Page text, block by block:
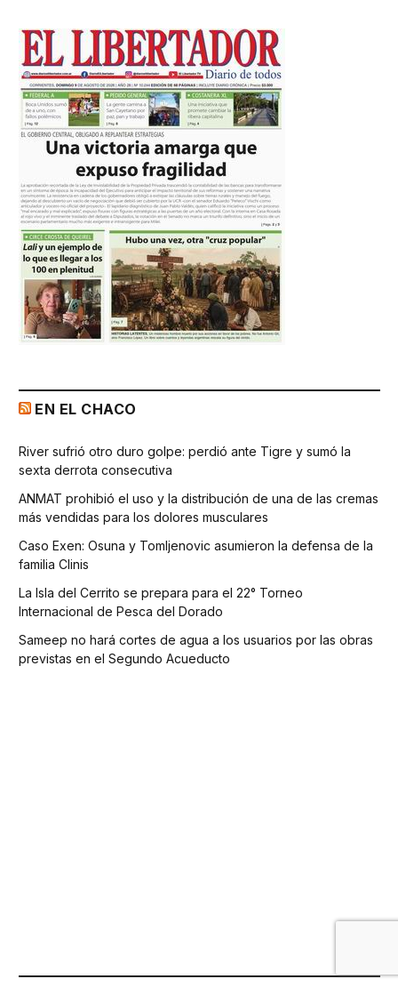
EN EL CHACO
River sufrió otro duro golpe: perdió ante Tigre y sumó la
sexta derrota consecutiva
ANMAT prohibió el uso y la distribución de una de las cremas
más vendidas para los dolores musculares
Caso Exen: Osuna y Tomljenovic asumieron la defensa de la
familia Clinis
La Isla del Cerrito se prepara para el 22° Torneo
Internacional de Pesca del Dorado
Sameep no hará cortes de agua a los usuarios por las obras
previstas en el Segundo Acueducto